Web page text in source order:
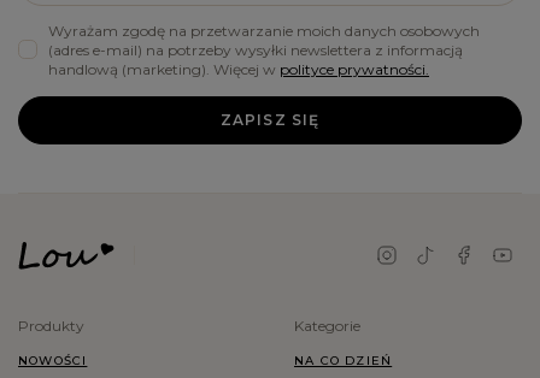
Wyrażam zgodę na przetwarzanie moich danych osobowych
(adres e-mail) na potrzeby wysyłki newslettera z informacją
handlową (marketing). Więcej w polityce prywatności.
ZAPISZ SIĘ
Produkty
NOWOŚCI
Kategorie
NA CO DZIEŃ